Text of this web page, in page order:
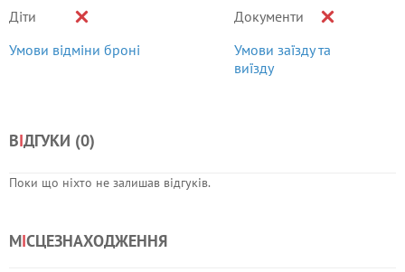
Діти
Умови відміни броні
Документи
Умови заїзду та
виїзду
ВІДГУКИ (0)
Поки що ніхто не залишав відгуків.
МІСЦЕЗНАХОДЖЕННЯ